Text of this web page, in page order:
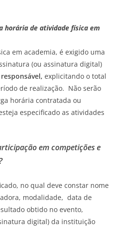
horária de atividade física em
em academia, é exigido uma
(ou assinatura digital)
explicitando o total
de realização. Não serão
horária contratada ou
especificado as atividades
em competições e
no qual deve constar nome
modalidade, data de
obtido no evento,
digital) da instituição